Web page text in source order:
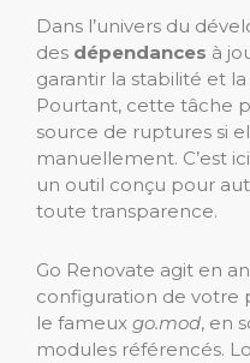
Dans l’univers du
des dépendances à
garantir la stabilité et
Pourtant, cette tâche
source de ruptures si
manuellement. C’est
un outil conçu pour
toute transparence.
Go Renovate agit en
configuration de votre
le fameux go.mod, en
modules référencés.